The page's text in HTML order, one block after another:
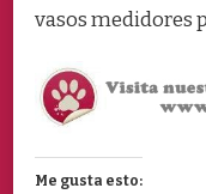
vasos medidores
Me gusta esto: